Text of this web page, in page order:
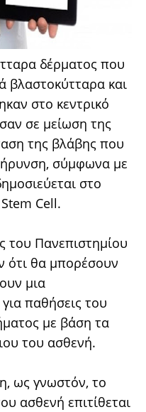
δέρματος που
βλαστοκύτταρα και
στο κεντρικό
σε μείωση της
της βλάβης που
σύμφωνα με
στο
Cell.
του Πανεπιστημίου
ότι θα μπορέσουν
μια
παθήσεις του
με βάση τα
του ασθενή.
ως γνωστόν, το
ασθενή επιτίθεται